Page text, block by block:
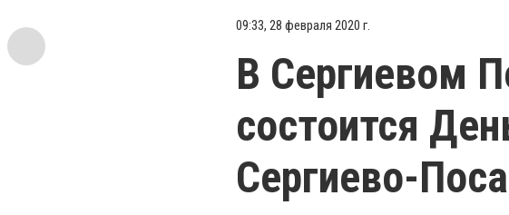
09:33, 28 февраля 2020 г.
В Сергиевом
состоится
Сергиево-